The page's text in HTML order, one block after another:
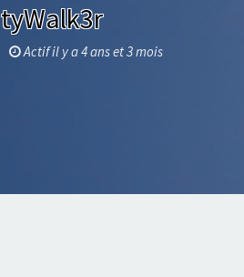
Actif il y a 4 ans et 3 mois